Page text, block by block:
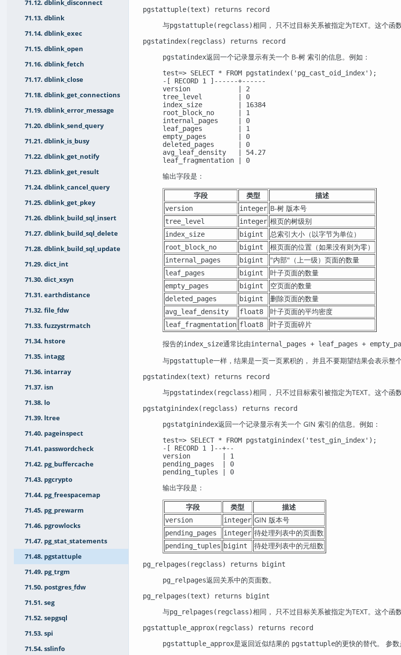
71.12. dblink_disconnect
71.13. dblink
71.14. dblink_exec
71.15. dblink_open
71.16. dblink_fetch
71.17. dblink_close
71.18. dblink_get_connections
71.19. dblink_error_message
71.20. dblink_send_query
71.21. dblink_is_busy
71.22. dblink_get_notify
71.23. dblink_get_result
71.24. dblink_cancel_query
71.25. dblink_get_pkey
71.26. dblink_build_sql_insert
71.27. dblink_build_sql_delete
71.28. dblink_build_sql_update
71.29. dict_int
71.30. dict_xsyn
71.31. earthdistance
71.32. file_fdw
71.33. fuzzystrmatch
71.34. hstore
71.35. intagg
71.36. intarray
71.37. isn
71.38. lo
71.39. ltree
71.40. pageinspect
71.41. passwordcheck
71.42. pg_buffercache
71.43. pgcrypto
71.44. pg_freespacemap
71.45. pg_prewarm
71.46. pgrowlocks
71.47. pg_stat_statements
71.48. pgstattuple
71.49. pg_trgm
71.50. postgres_fdw
71.51. seg
71.52. sepgsql
71.53. spi
71.54. sslinfo
pgstattuple(text) returns record
与pgstattuple(regclass)相同， 只不过目标关系被指定为TEXT。这个函
pgstatindex(regclass) returns record
pgstatindex返回一个记录显示有关一个 B-树 索引的信息。例如：
test=> SELECT * FROM pgstatindex('pg_cast_oid_index');
-[ RECORD 1 ]------+------
version            | 2
tree_level         | 0
index_size         | 16384
root_block_no      | 1
internal_pages     | 0
leaf_pages         | 1
empty_pages        | 0
deleted_pages      | 0
avg_leaf_density   | 54.27
leaf_fragmentation | 0
输出字段是：
字段 类型 描述
version integer B-树 版本号
tree_level integer 根页的树级别
index_size bigint 总索引大小（以字节为单位）
root_block_no bigint 根页面的位置（如果没有则为零）
internal_pages bigint "内部" （上一级）页面的数量
leaf_pages bigint 叶子页面的数量
empty_pages bigint 空页面的数量
deleted_pages bigint 删除页面的数量
avg_leaf_density float8 叶子页面的平均密度
leaf_fragmentation float8 叶子页面碎片
报告的index_size通常比由internal_pages + leaf_pages +
与pgstattuple一样，结果是一页一页累积的， 并且不要期望结果会表示整
pgstatindex(text) returns record
与pgstatindex(regclass)相同， 只不过目标索引被指定为TEXT。这个函
pgstatginindex(regclass) returns record
pgstatginindex返回一个记录显示有关一个 GIN 索引的信息。例如：
test=> SELECT * FROM pgstatginindex('test_gin_index');
-[ RECORD 1 ]--+--
version        | 1
pending_pages  | 0
pending_tuples | 0
输出字段是：
字段 类型 描述
version integer GIN 版本号
pending_pages integer 待处理列表中的页面数
pending_tuples bigint 待处理列表中的元组数
pg_relpages(regclass) returns bigint
pg_relpages返回关系中的页面数。
pg_relpages(text) returns bigint
与pg_relpages(regclass)相同， 只不过目标关系被指定为TEXT。这个函
pgstattuple_approx(regclass) returns record
pgstattuple_approx是返回近似结果的 pgstattuple的更快的替代。 参